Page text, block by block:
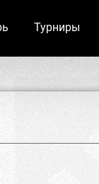
Турниры